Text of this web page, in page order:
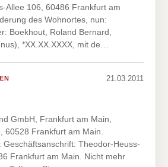
Allee 106, 60486 Frankfurt am
des Wohnortes, nun:
Boekhout, Roland Bernard,
*XX.XX.XXXX, mit de…
21.03.2011
GmbH, Frankfurt am Main,
60528 Frankfurt am Main.
Geschäftsanschrift: Theodor-Heuss-
Frankfurt am Main. Nicht mehr